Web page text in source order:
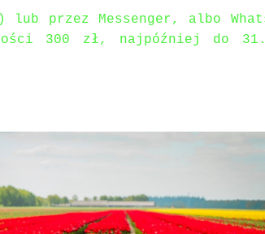
przez Messenger, albo
300 zł, najpóźniej do